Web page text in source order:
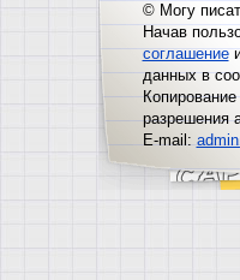
© Могу
Начав
соглашениеи
данных в
разрешения
E-mail: